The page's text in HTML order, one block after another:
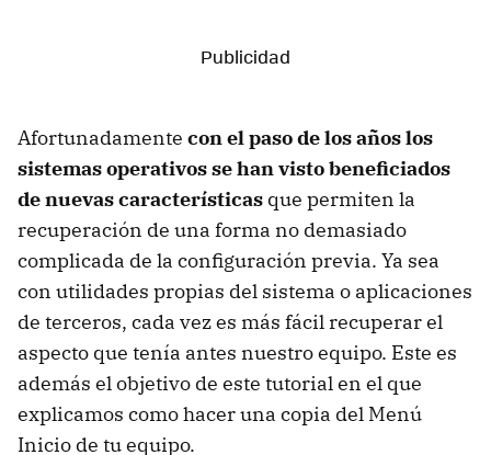
Afortunadamente con el paso de los años los
sistemas operativos se han visto beneficiados
de nuevas características que permiten la
recuperación de una forma no demasiado
complicada de la configuración previa. Ya sea
con utilidades propias del sistema o aplicaciones
de terceros, cada vez es más fácil recuperar el
aspecto que tenía antes nuestro equipo. Este es
además el objetivo de este tutorial en el que
explicamos como hacer una copia del Menú
Inicio de tu equipo.